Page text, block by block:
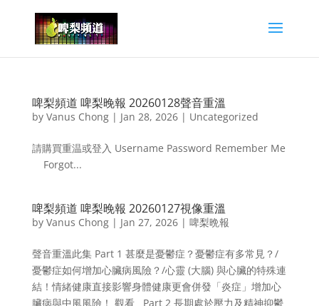
啤梨頻道 啤梨晚報 20260128聲音重溫
by Vanus Chong| Jan 28, 2026| Uncategorized
請購買重温或登入 Username Password Remember Me
Forgot...
啤梨頻道 啤梨晚報 20260127視像重溫
by Vanus Chong| Jan 27, 2026| 啤梨晩報
聲音重溫此集 Part 1 甚麼是憂鬱症？憂鬱症有多常見？/
憂鬱症如何增加心臟病風險？/心靈 (大腦) 與心臟的特殊連
結！情緒健康直接影響身體健康更會併發「炎症」增加心
臟病與中風風險！ 觀看 Part 2 長期處於壓力及精神抑鬱